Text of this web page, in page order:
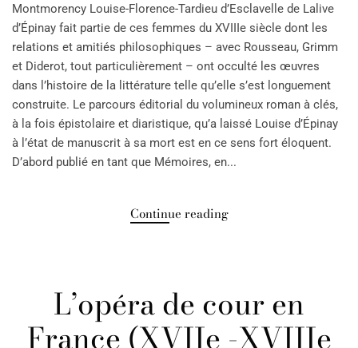
Montmorency Louise-Florence-Tardieu d’Esclavelle de Lalive
d’Épinay fait partie de ces femmes du XVIIIe siècle dont les
relations et amitiés philosophiques – avec Rousseau, Grimm
et Diderot, tout particulièrement – ont occulté les œuvres
dans l’histoire de la littérature telle qu’elle s’est longuement
construite. Le parcours éditorial du volumineux roman à clés,
à la fois épistolaire et diaristique, qu’a laissé Louise d’Épinay
à l’état de manuscrit à sa mort est en ce sens fort éloquent.
D’abord publié en tant que Mémoires, en...
Continue reading
L’opéra de cour en
France (XVIIe -XVIIIe